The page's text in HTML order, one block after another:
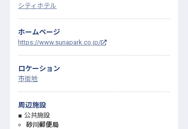
シティホテル
ホームページ
https://www.sunapark.co.jp/
ロケーション
市街地
周辺施設
公共施設
砂川郵便局